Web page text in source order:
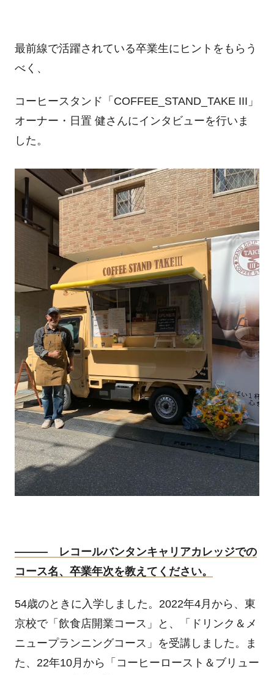
最前線で活躍されている卒業生にヒントをもらう
べく、
コーヒースタンド「 COFFEE_STAND_TAKE III 」
オーナー・日置 健さんにインタビューを行いま
した。
――― レコールバンタンキャリアカレッジでの
コース名、卒業年次を教えてください。
54歳のときに入学しました。 2022年4月から、東
京校で「飲食店開業コース」と、「ドリンク＆メ
ニュープランニングコース」を受講しました。ま
た、 22年10月から「コーヒーロースト＆ブリュー